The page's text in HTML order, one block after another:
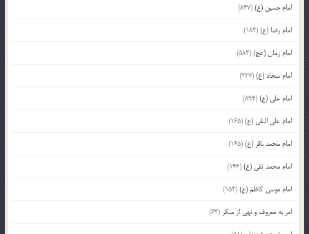
امام حسین (ع)(847)
امام رضا (ع)(182)
امام زمان (عج)(583)
امام سجاد (ع)(227)
امام علی (ع)(894)
امام علی النقی (ع)(165)
امام محمد باقر (ع)(165)
امام محمد تقی (ع)(146)
امام موسی کاظم (ع)(152)
امر به معروف و نهی از منکر (63)